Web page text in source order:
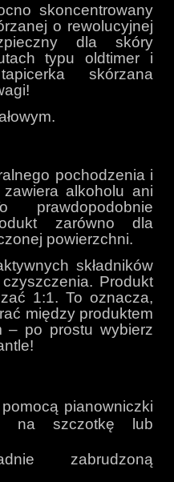
skoncentrowany
o rewolucyjnej
dla skóry
typu oldtimer i
skórzana
pochodzenia i
alkoholu ani
prawdopodobnie
zarówno dla
powierzchni.
składników
Produkt
1:1. To oznacza,
między produktem
– po prostu wybierz
pianowniczki
na szczotkę lub
zabrudzoną